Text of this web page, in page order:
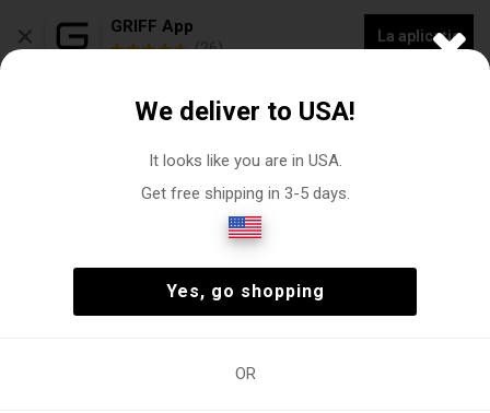
× GRIFF App
(26)
La aplicație
Magazin web Clarina Pants
Pantaloni
We deliver to USA!
It looks like you are in USA.
Get free shipping in 3-5 days.
Yes, go shopping
OR